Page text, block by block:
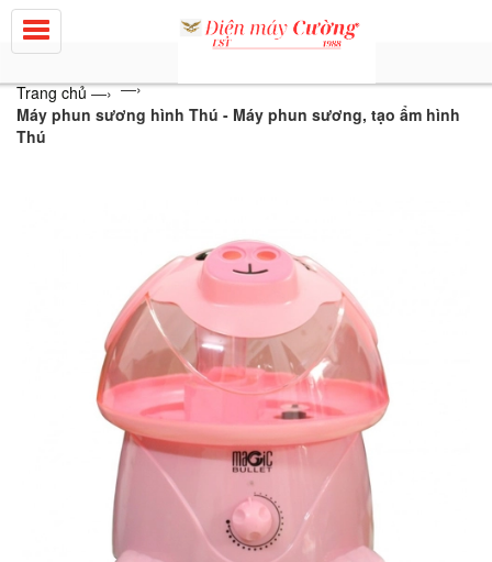
Trang chủ—› —›
Máy phun sương hình Thú - Máy phun sương, tạo ẩm hình
Thú